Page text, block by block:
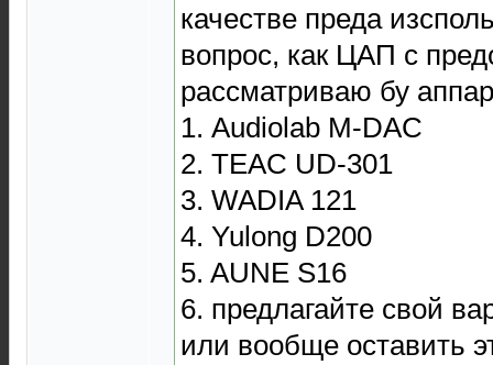
качестве преда
вопрос, как ЦАП с
рассматриваю бу
1. Audiolab M-DAC
2. TEAC UD-301
3. WADIA 121
4. Yulong D200
5. AUNE S16
6. предлагайте свой
или вообще оставить